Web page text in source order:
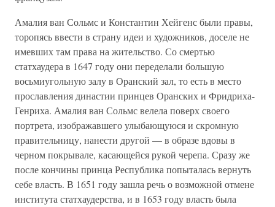
Амалия ван Сольмс и Константин Хейгенс были правы,
торопясь ввести в страну идеи и художников, доселе не
имевших там права на жительство. Со смертью
статхаудера в 1647 году они переделали большую
восьмиугольную залу в Оранский зал, то есть в место
прославления династии принцев Оранских и Фридриха-
Генриха. Амалия ван Сольмс велела поверх своего
портрета, изображавшего улыбающуюся и скромную
правительницу, нанести другой — в образе вдовы в
черном покрывале, касающейся рукой черепа. Сразу же
после кончины принца Республика попыталась вернуть
себе власть. В 1651 году зашла речь о возможной отмене
института статхаудерства, и в 1653 году власть была